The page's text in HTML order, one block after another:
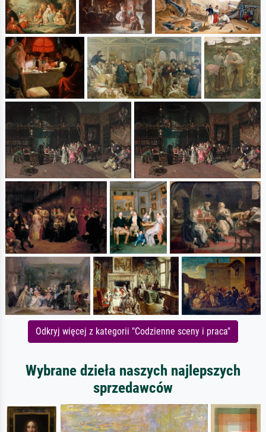
Odkryj więcej z kategorii "Codzienne sceny i praca"
Wybrane dzieła naszych najlepszych
sprzedawców